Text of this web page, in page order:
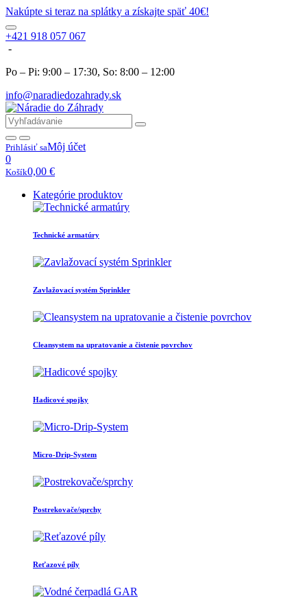
Nakúpte si teraz na splátky a získajte späť 40€!
+421 918 057 067
-
Po – Pi: 9:00 – 17:30, So: 8:00 – 12:00
info@naradiedozahrady.sk
Prihlásiť saMôj účet
0
Košík0,00 €
Kategórie produktov
Technické armatúry
Zavlažovací systém Sprinkler
Cleansystem na upratovanie a čistenie povrchov
Hadicové spojky
Micro-Drip-System
Postrekovače/sprchy
Reťazové píly